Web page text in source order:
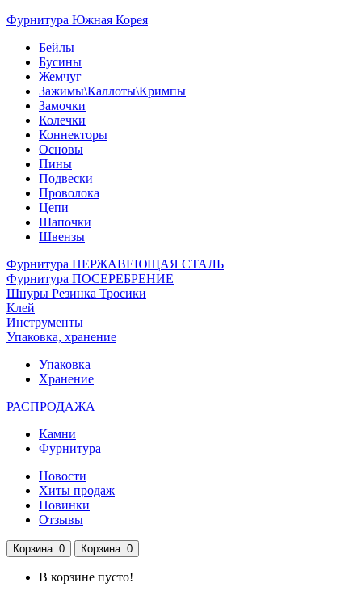
Фурнитура Южная Корея
Бейлы
Бусины
Жемчуг
Зажимы\Каллоты\Кримпы
Замочки
Колечки
Коннекторы
Основы
Пины
Подвески
Проволока
Цепи
Шапочки
Швензы
Фурнитура НЕРЖАВЕЮЩАЯ СТАЛЬ
Фурнитура ПОСЕРЕБРЕНИЕ
Шнуры Резинка Тросики
Клей
Инструменты
Упаковка, хранение
Упаковка
Хранение
РАСПРОДАЖА
Камни
Фурнитура
Новости
Хиты продаж
Новинки
Отзывы
Корзина: 0 Корзина: 0
В корзине пусто!